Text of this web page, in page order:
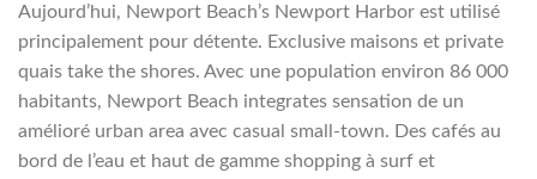
Aujourd’hui, Newport Beach’s Newport Harbor est utilisé
principalement pour détente. Exclusive maisons et private
quais take the shores. Avec une population environ 86 000
habitants, Newport Beach integrates sensation de un
amélioré urban area avec casual small-town. Des cafés au
bord de l’eau et haut de gamme shopping à surf et